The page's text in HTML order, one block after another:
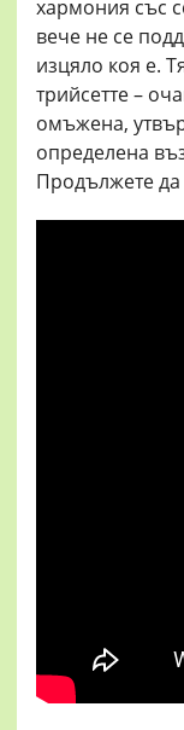
хармония със
вече не се
изцяло коя е.
трийсетте –
омъжена,
определена
Продължете да